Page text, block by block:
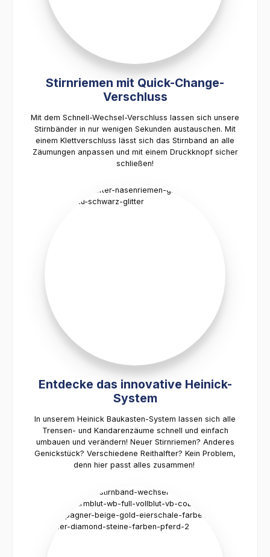
Stirnriemen mit Quick-Change-
Verschluss
Mit dem Schnell-Wechsel-Verschluss lassen sich unsere
Stirnbänder in nur wenigen Sekunden austauschen. Mit
einem Klettverschluss lässt sich das Stirnband an alle
Zäumungen anpassen und mit einem Druckknopf sicher
schließen!
Entdecke das innovative Heinick-
System
In unserem Heinick Baukasten-System lassen sich alle
Trensen- und Kandarenzäume schnell und einfach
umbauen und verändern! Neuer Stirnriemen? Anderes
Genickstück? Verschiedene Reithalfter? Kein Problem,
denn hier passt alles zusammen!